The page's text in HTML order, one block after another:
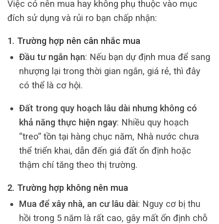
Việc có nên mua hay không phụ thuộc vào mục
đích sử dụng và rủi ro bạn chấp nhận:
1. Trường hợp nên cân nhắc mua
Đầu tư ngắn hạn: Nếu bạn dự định mua để sang
nhượng lại trong thời gian ngắn, giá rẻ, thì đây
có thể là cơ hội.
Đất trong quy hoạch lâu dài nhưng không có
khả năng thực hiện ngay: Nhiều quy hoạch
“treo” tồn tại hàng chục năm, Nhà nước chưa
thể triển khai, dẫn đến giá đất ổn định hoặc
thậm chí tăng theo thị trường.
2. Trường hợp không nên mua
Mua để xây nhà, an cư lâu dài: Nguy cơ bị thu
hồi trong 5 năm là rất cao, gây mất ổn định chỗ